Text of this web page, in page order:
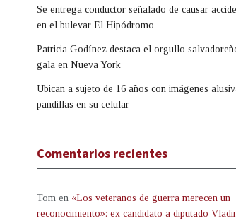
Se entrega conductor señalado de causar
en el bulevar El Hipódromo
Patricia Godínez destaca el orgullo
gala en Nueva York
Ubican a sujeto de 16 años con imágenes
pandillas en su celular
Comentarios recientes
Tom en «Los veteranos de guerra merecen un
reconocimiento»: ex candidato a diputado